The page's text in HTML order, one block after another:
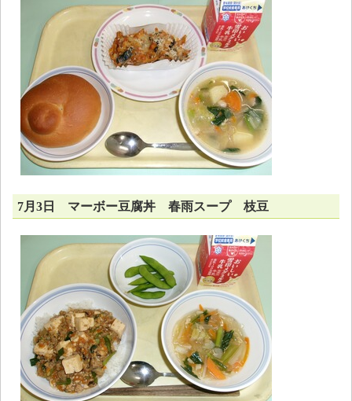
7月3日 マーボー豆腐丼 春雨スープ 枝豆